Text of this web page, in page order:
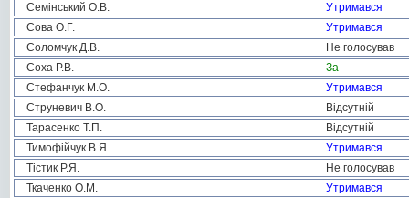
Семінський О.В.
Утримався
Сова О.Г.
Утримався
Соломчук Д.В.
Не голосував
Соха Р.В.
За
Стефанчук М.О.
Утримався
Струневич В.О.
Відсутній
Тарасенко Т.П.
Відсутній
Тимофійчук В.Я.
Утримався
Тістик Р.Я.
Не голосував
Ткаченко О.М.
Утримався